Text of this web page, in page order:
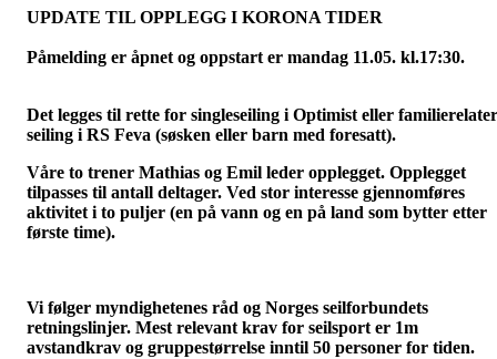
UPDATE TIL OPPLEGG I KORONA TIDER
Påmelding er åpnet og oppstart er mandag 11.05. kl.17:30.
Det legges til rette for singleseiling i Optimist eller
seiling i RS Feva (søsken eller barn med foresatt).
Våre to trener Mathias og Emil leder opplegget. Opplegget
tilpasses til antall deltager. Ved stor interesse gjennomføres
aktivitet i to puljer (en på vann og en på land som bytter etter
første time).
Vi følger myndighetenes råd og Norges seilforbundets
retningslinjer. Mest relevant krav for seilsport er 1m
avstandkrav og gruppestørrelse inntil 50 personer for tiden.